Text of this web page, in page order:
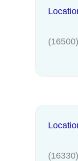
(16500)
(16330)